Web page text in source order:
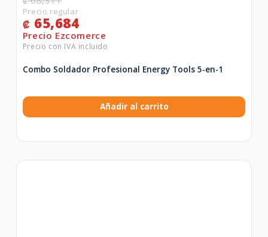
₡ 65,684
Combo Soldador Profesional Energy Tools 5-en-1
Añadir al carrito